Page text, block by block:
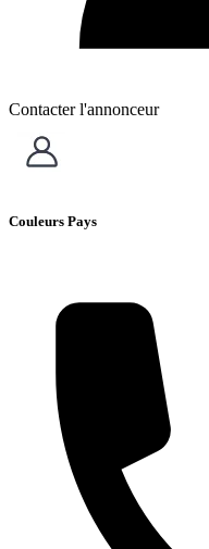
Contacter l'annonceur
Couleurs Pays